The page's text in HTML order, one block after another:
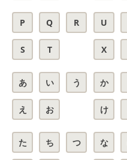
P Q R
S T
U
X
あ い う
え お
か
け
た ち つ な